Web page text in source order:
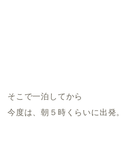
そこで一泊してから
今度は、朝５時くらいに出発。